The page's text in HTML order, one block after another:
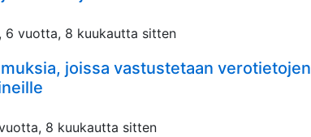
6 vuotta, 8 kuukautta sitten
joissa vastustetaan verotietojen
8 kuukautta sitten